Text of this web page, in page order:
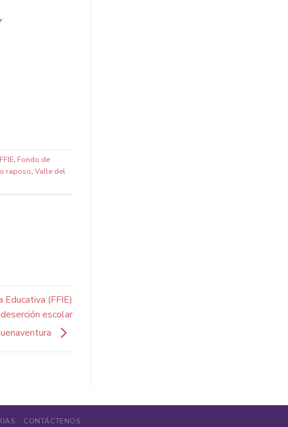
FFIE, Fondo de
raposo, Valle del
(FFIE)
escolar
CONTÁCTENOS